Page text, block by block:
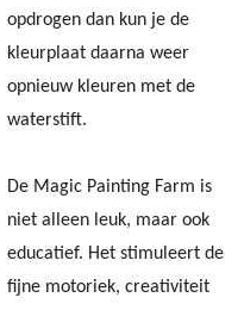
opdrogen dan kun je de
kleurplaat daarna weer
opnieuw kleuren met de
waterstift.
De Magic Painting Farm is
niet alleen leuk, maar ook
educatief. Het stimuleert de
fijne motoriek, creativiteit